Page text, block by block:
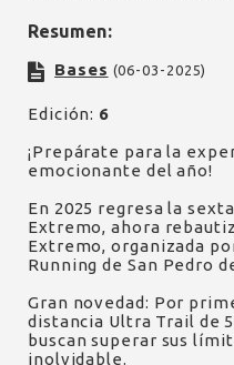
Resumen:
Bases (06-03-2025)
Edición: 6
¡Prepárate para la
emocionante del año!
En 2025 regresa la
Extremo, ahora
Extremo, organizada
Running de San Pedro
Gran novedad: Por
distancia Ultra Trail de
buscan superar sus
inolvidable.